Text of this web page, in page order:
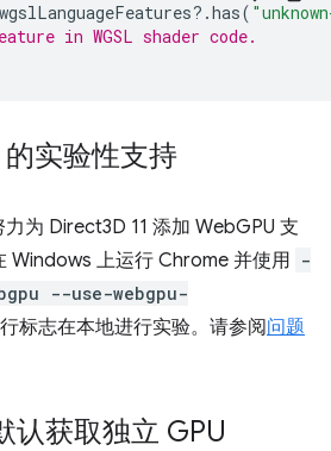
wgslLanguageFeatures? .has(
in WGSL shader code.
实验性支持
为 Direct3D 11 添加 WebGPU 支
Windows 上运行 Chrome 并使用 -
--use-webgpu-
标志在本地进行实验。请参阅问题
认获取独立 GPU